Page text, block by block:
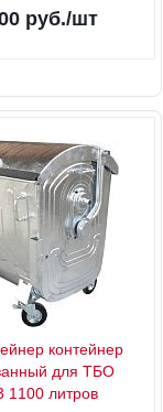
руб./шт
контейнер
для ТБО
1100 литров